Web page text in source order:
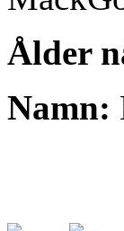
Ålder
Namn: